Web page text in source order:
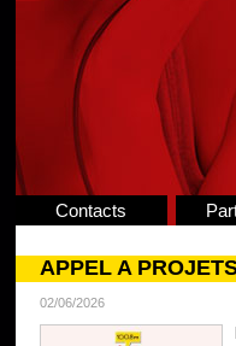
Contacts
APPEL A
02/06/2026